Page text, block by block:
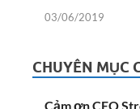
03/06/2019
CHUYÊN MỤC
Cảm ơn CEO